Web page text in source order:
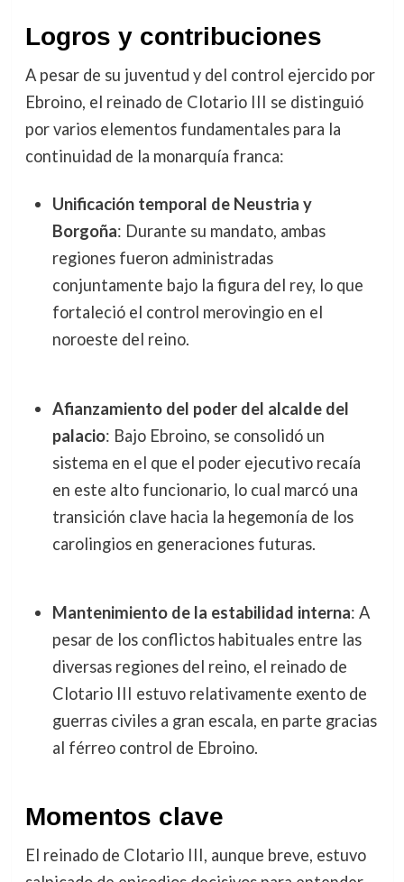
Logros y contribuciones
A pesar de su juventud y del control ejercido por
Ebroino, el reinado de Clotario III se distinguió
por varios elementos fundamentales para la
continuidad de la monarquía franca:
Unificación temporal de Neustria y
Borgoña: Durante su mandato, ambas
regiones fueron administradas
conjuntamente bajo la figura del rey, lo que
fortaleció el control merovingio en el
noroeste del reino.
Afianzamiento del poder del alcalde del
palacio: Bajo Ebroino, se consolidó un
sistema en el que el poder ejecutivo recaía
en este alto funcionario, lo cual marcó una
transición clave hacia la hegemonía de los
carolingios en generaciones futuras.
Mantenimiento de la estabilidad interna: A
pesar de los conflictos habituales entre las
diversas regiones del reino, el reinado de
Clotario III estuvo relativamente exento de
guerras civiles a gran escala, en parte gracias
al férreo control de Ebroino.
Momentos clave
El reinado de Clotario III, aunque breve, estuvo